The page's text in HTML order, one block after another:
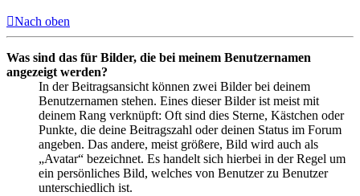
Nach oben
Was sind das für Bilder, die bei meinem Benutzernamen
angezeigt werden?
In der Beitragsansicht können zwei Bilder bei deinem
Benutzernamen stehen. Eines dieser Bilder ist meist mit
deinem Rang verknüpft: Oft sind dies Sterne, Kästchen oder
Punkte, die deine Beitragszahl oder deinen Status im Forum
angeben. Das andere, meist größere, Bild wird auch als
„Avatar“ bezeichnet. Es handelt sich hierbei in der Regel um
ein persönliches Bild, welches von Benutzer zu Benutzer
unterschiedlich ist.